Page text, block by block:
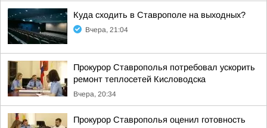
Куда сходить в Ставрополе на выходных?
Вчера, 21:04
Прокурор Ставрополья потребовал ускорить
ремонт теплосетей Кисловодска
Вчера, 20:34
Прокурор Ставрополья оценил готовность